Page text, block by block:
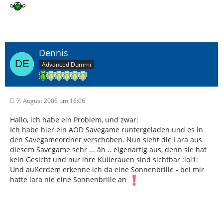
Dennis
Advanced Dummi
7. August 2006 um 16:06
Hallo, ich habe ein Problem, und zwar:
Ich habe hier ein AOD Savegame runtergeladen und es in
den Savegameordner verschoben. Nun sieht die Lara aus
diesem Savegame sehr ... äh .. eigenartig aus, denn sie hat
kein Gesicht und nur ihre Kullerauen sind sichtbar :lol1:
Und außerdem erkenne ich da eine Sonnenbrille - bei mir
hatte lara nie eine Sonnenbrille an